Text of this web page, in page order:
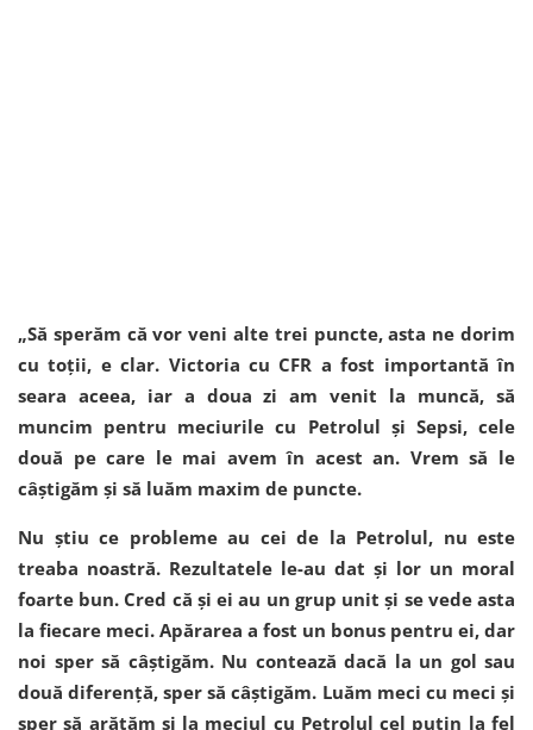
„Să sperăm că vor veni alte trei puncte, asta ne dorim
cu toții, e clar. Victoria cu CFR a fost importantă în
seara aceea, iar a doua zi am venit la muncă, să
muncim pentru meciurile cu Petrolul și Sepsi, cele
două pe care le mai avem în acest an. Vrem să le
câștigăm și să luăm maxim de puncte.
Nu știu ce probleme au cei de la Petrolul, nu este
treaba noastră. Rezultatele le-au dat și lor un moral
foarte bun. Cred că și ei au un grup unit și se vede asta
la fiecare meci. Apărarea a fost un bonus pentru ei, dar
noi sper să câștigăm. Nu contează dacă la un gol sau
două diferență, sper să câștigăm. Luăm meci cu meci și
sper să arătăm și la meciul cu Petrolul cel puțin la fel